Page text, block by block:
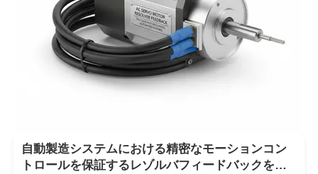
自動製造システムにおける精密なモーションコン
トロールを保証するレゾルバフィードバックを搭